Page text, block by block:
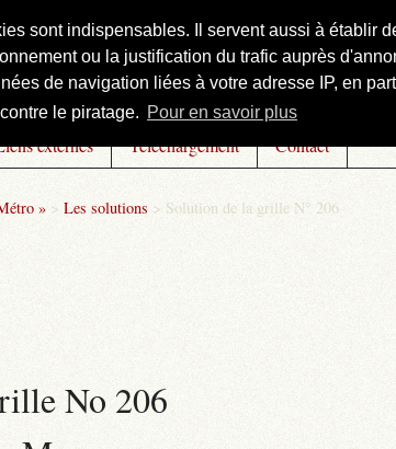
sont indispensables. Il servent aussi à établir
ou la justification du trafic auprès
de navigation liées à votre adresse IP, en
contre le piratage. Pour en savoir plus
externes Téléchargement Contact
» > Les solutions > Solution de la grille N° 206
No 206